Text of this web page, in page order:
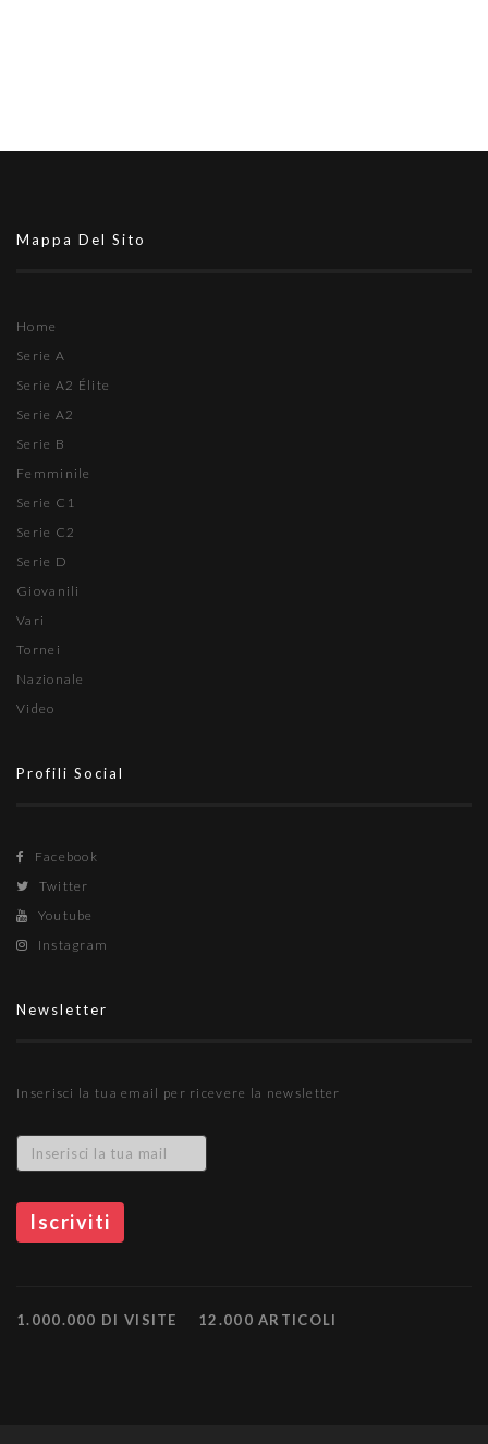
Mappa Del Sito
Home
Serie A
Serie A2 Élite
Serie A2
Serie B
Femminile
Serie C1
Serie C2
Serie D
Giovanili
Vari
Tornei
Nazionale
Video
Profili Social
Facebook
Twitter
Youtube
Instagram
Newsletter
Inserisci la tua email per ricevere la newsletter
1.000.000 DI VISITE 12.000 ARTICOLI